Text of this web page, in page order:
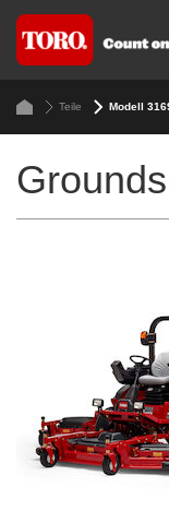
Teile Modell